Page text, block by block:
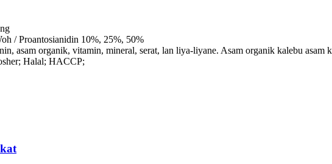
/ Proantosianidin 10%, 25%, 50%
asam organik, vitamin, mineral, serat, lan liya-liyane. Asam organik kalebu asam
Halal; HACCP;